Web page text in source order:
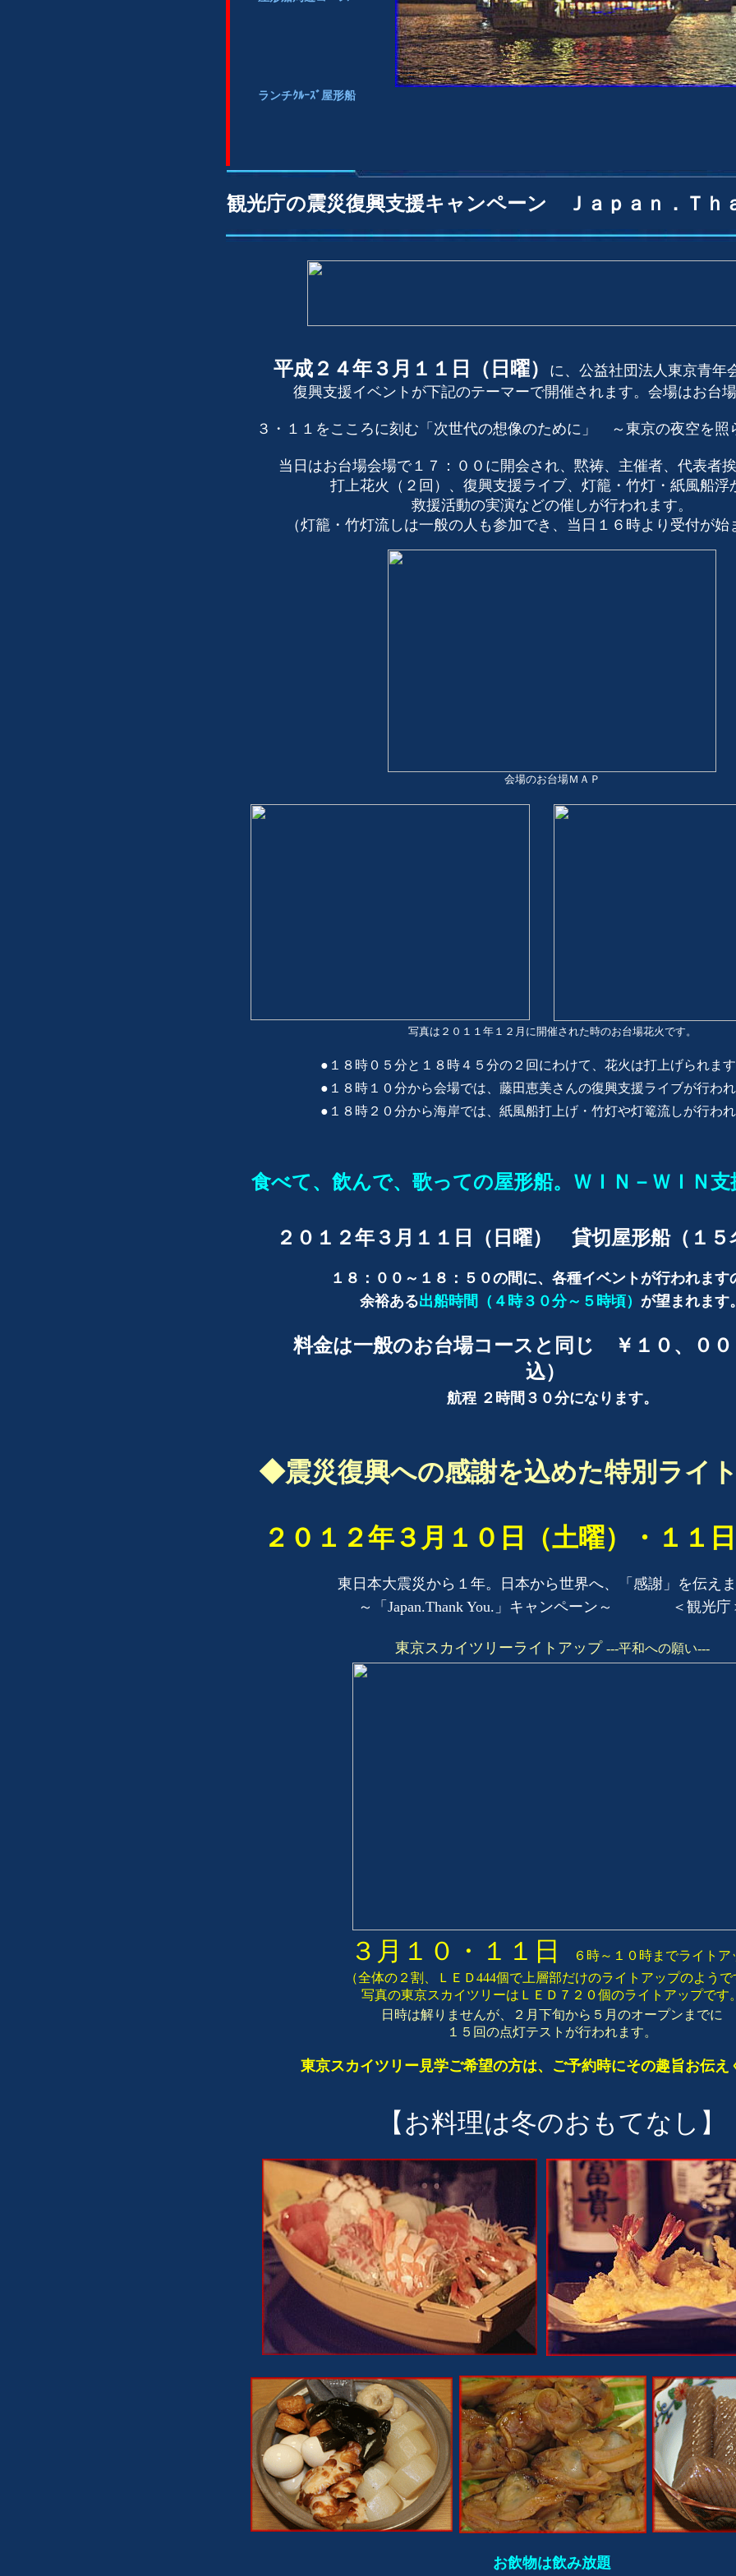
ランチｸﾙｰｽﾞ屋形船
観光庁の震災復興支援キャンペーン Ｊａｐａｎ．Ｔｈ
平成２４年３月１１日（日曜）
に、公益社団法人東京青年
復興支援イベントが下記のテーマーで開催されます。会場はお台場
３・１１をこころに刻む「次世代の想像のために」 ～東京の夜空を照
当日はお台場会場で１７：００に開会され、黙祷、主催者、代表者
打上花火（２回）、復興支援ライブ、灯籠・竹灯・紙風船浮
救援活動の実演などの催しが行われます。
（灯籠・竹灯流しは一般の人も参加でき、当日１６時より受付が始
会場のお台場ＭＡＰ
写真は２０１１年１２月に開催された時のお台場花火です。
●１８時０５分と１８時４５分の２回にわけて、花火は打上げられます
●１８時１０分から会場では、藤田恵美さんの復興支援ライブが行われ
●１８時２０分から海岸では、紙風船打上げ・竹灯や灯篭流しが行われ
食べて、飲んで、歌っての屋形船。ＷＩＮ－ＷＩＮ
２０１２年３月１１日（日曜） 貸切屋形船（１５
１８：００～１８：５０の間に、各種イベントが行われます
余裕ある出船時間（４時３０分～５時頃） が望まれます。
料金は一般のお台場コースと同じ ￥１０、００
込）
航程 ２時間３０分になります。
◆震災復興への感謝を込めた特別ライ
２０１２年３月１０日（土曜）・１１日
東日本大震災から１年。日本から世界へ、「感謝」を伝えま
～「Japan.Thank You.」キャンペーン～ ＜観光庁
東京スカイツリーライトアップ ---平和への願い---
３月１０・１１日
６時～１０時までライトア
（全体の２割、ＬＥＤ444個で上層部だけのライトアップのようで
写真の東京スカイツリーはＬＥＤ７２０個のライトアップです。
日時は解りませんが、２月下旬から５月のオープンまでに
１５回の点灯テストが行われます。
東京スカイツリー見学ご希望の方は、ご予約時にその趣旨お伝え
【お料理は冬のおもてなし】
お飲物は飲み放題